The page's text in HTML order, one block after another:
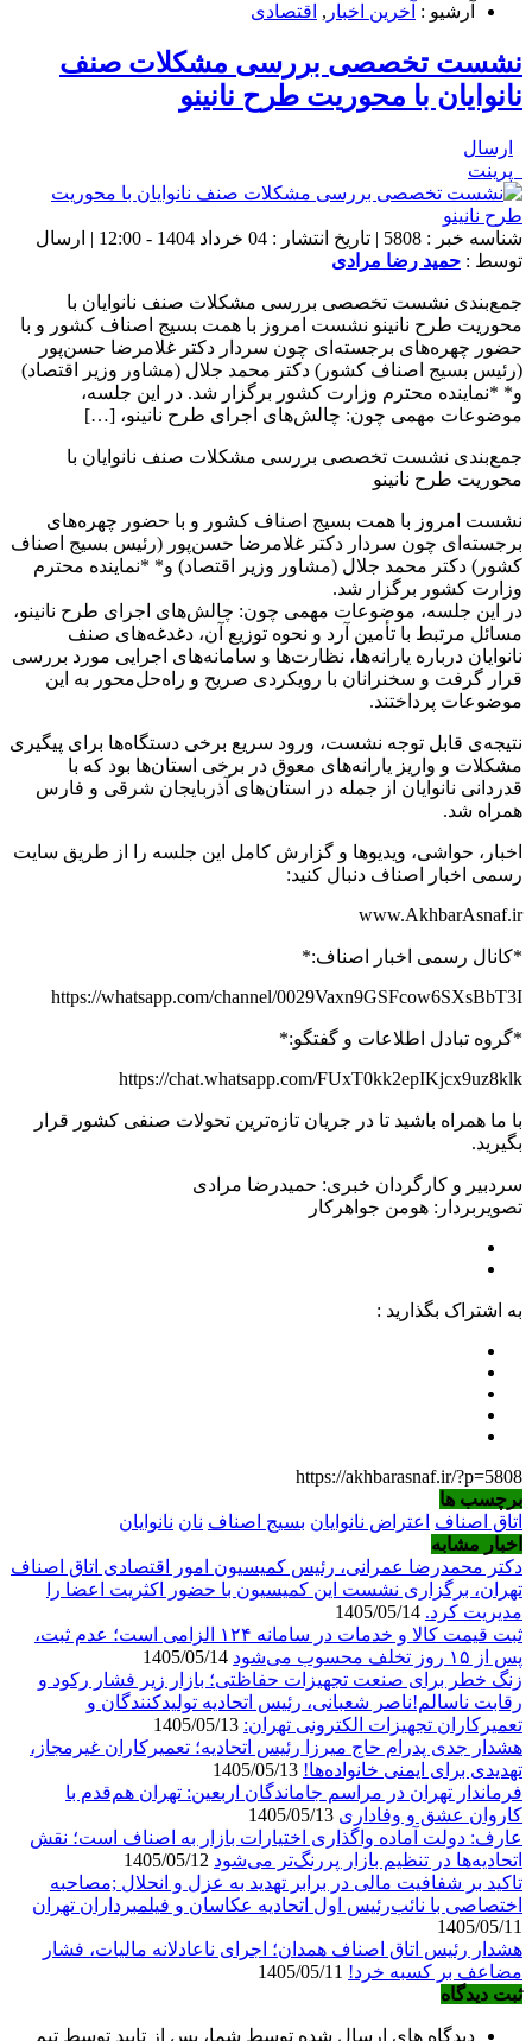
آرشیو : آخرین اخبار , اقتصادی
نشست تخصصی بررسی مشکلات صنف
نانوایان با محوریت طرح نانینو
ارسال
پرینت
شناسه خبر : 5808 | تاریخ انتشار : 04 خرداد 1404 - 12:00 | ارسال
توسط : حمید رضا مرادی
جمع‌بندی نشست تخصصی بررسی مشکلات صنف نانوایان با
محوریت طرح نانینو نشست امروز با همت بسیج اصناف کشور و با
حضور چهره‌های برجسته‌ای چون سردار دکتر غلامرضا حسن‌پور
(رئیس بسیج اصناف کشور) دکتر محمد جلال (مشاور وزیر اقتصاد)
و* *نماینده محترم وزارت کشور برگزار شد. در این جلسه،
موضوعات مهمی چون: چالش‌های اجرای طرح نانینو، […]
جمع‌بندی نشست تخصصی بررسی مشکلات صنف نانوایان با
محوریت طرح نانینو
نشست امروز با همت بسیج اصناف کشور و با حضور چهره‌های
برجسته‌ای چون سردار دکتر غلامرضا حسن‌پور (رئیس بسیج اصناف
کشور) دکتر محمد جلال (مشاور وزیر اقتصاد) و* *نماینده محترم
وزارت کشور برگزار شد.
در این جلسه، موضوعات مهمی چون: چالش‌های اجرای طرح نانینو،
مسائل مرتبط با تأمین آرد و نحوه توزیع آن، دغدغه‌های صنف
نانوایان درباره یارانه‌ها، نظارت‌ها و سامانه‌های اجرایی مورد بررسی
قرار گرفت و سخنرانان با رویکردی صریح و راه‌حل‌محور به این
موضوعات پرداختند.
نتیجه‌ی قابل توجه نشست، ورود سریع برخی دستگاه‌ها برای پیگیری
مشکلات و واریز یارانه‌های معوق در برخی استان‌ها بود که با
قدردانی نانوایان از جمله در استان‌های آذربایجان شرقی و فارس
همراه شد.
اخبار، حواشی، ویدیوها و گزارش کامل این جلسه را از طریق سایت
رسمی اخبار اصناف دنبال کنید:
www.AkhbarAsnaf.ir
*کانال رسمی اخبار اصناف:*
https://whatsapp.com/channel/0029Vaxn9GSFcow6SXsBbT3I
*گروه تبادل اطلاعات و گفتگو:*
https://chat.whatsapp.com/FUxT0kk2epIKjcx9uz8klk
با ما همراه باشید تا در جریان تازه‌ترین تحولات صنفی کشور قرار
بگیرید.
سردبیر و کارگردان خبری: حمیدرضا مرادی
تصویربردار: هومن جواهرکار
به اشتراک بگذارید :
https://akhbarasnaf.ir/?p=5808
برچسب ها
اتاق اصناف
اعتراض نانوایان بسیج اصناف نان نانوایان
اخبار مشابه
دکتر محمدرضا عمرانی، رئیس کمیسیون امور اقتصادی اتاق اصناف
تهران، برگزاری نشست این کمیسیون با حضور اکثریت اعضا را
مدیریت کرد.
ثبت قیمت کالا و خدمات در سامانه ۱۲۴ الزامی است؛ عدم ثبت،
پس از ۱۵ روز تخلف محسوب می‌شود
زنگ خطر برای صنعت تجهیزات حفاظتی؛ بازار زیر فشار رکود و
رقابت ناسالم!ناصر شعبانی، رئیس اتحادیه تولیدکنندگان و
تعمیرکاران تجهیزات الکترونی تهران:
هشدار جدی پدرام حاج میرزا رئیس اتحادیه؛ تعمیرکاران غیرمجاز،
تهدیدی برای ایمنی خانواده‌ها!
فرماندار تهران در مراسم جاماندگان اربعین: تهران هم‌قدم با
کاروان عشق و وفاداری
عارف: دولت آماده واگذاری اختیارات بازار به اصناف است؛ نقش
اتحادیه‌ها در تنظیم بازار پررنگ‌تر می‌شود
تاکید بر شفافیت مالی در برابر تهدید به عزل و انحلال ;مصاحبه
اختصاصی با نائب‌رئیس اول اتحادیه عکاسان و فیلمبرداران تهران
1405/05/11
هشدار رئیس اتاق اصناف همدان؛ اجرای ناعادلانه مالیات، فشار
مضاعف بر کسبه خرد!
ثبت دیدگاه
دیدگاه های ارسال شده توسط شما، پس از تایید توسط تیم